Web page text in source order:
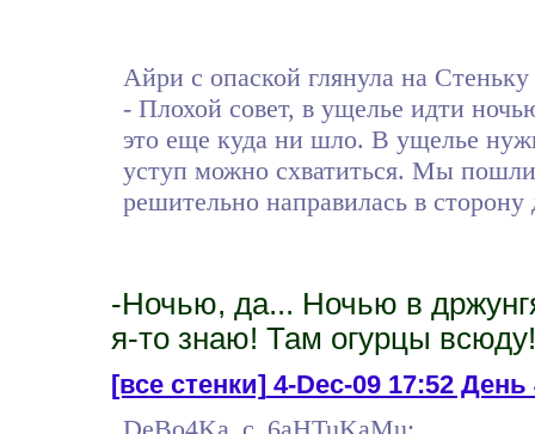
Айри с опаской глянула на Стеньку
- Плохой совет, в ущелье идти
это еще куда ни шло. В ущелье
уступ можно схватиться. Мы
решительно направилась в сторону
-Ночью, да... Ночью в
я-то знаю! Там огурцы всюду!
[все стенки]4-Dec-09 17:52 День
DeBo4Ka_c_6aHTuKaMu: